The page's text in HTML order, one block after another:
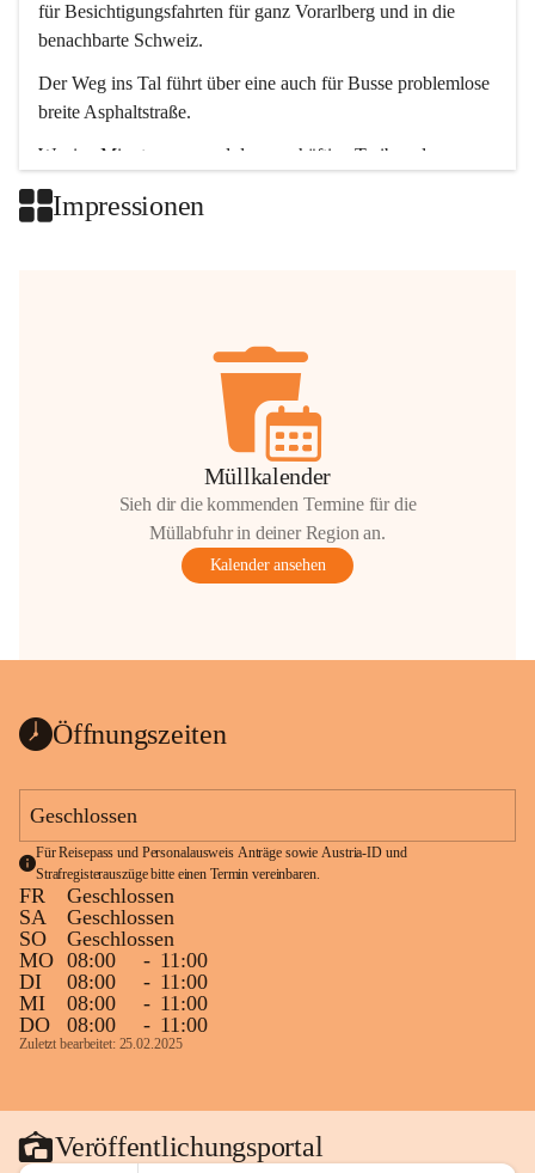
für Besichtigungsfahrten für ganz Vorarlberg und in die
benachbarte Schweiz.
Der Weg ins Tal führt über eine auch für Busse problemlose
breite Asphaltstraße.
Wenige Minuten nur, und das geschäftige Treiben der
Impressionen
Müllkalender
Sieh dir die kommenden Termine für die
Müllabfuhr in deiner Region an.
Kalender ansehen
Öffnungszeiten
Geschlossen
Für Reisepass und Personalausweis Anträge sowie Austria-ID und
Strafregisterauszüge bitte einen Termin vereinbaren.
FR
Geschlossen
SA
Geschlossen
SO
Geschlossen
MO 08:00 - 11:00
DI
08:00 - 11:00
MI
08:00 - 11:00
DO
08:00 - 11:00
Zuletzt bearbeitet: 25.02.2025
Veröffentlichungsportal